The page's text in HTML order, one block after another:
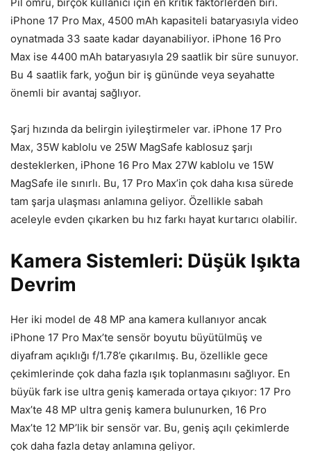
iPhone 17 Pro Max, 4500 mAh kapasiteli bataryasıyla video
oynatmada 33 saate kadar dayanabiliyor. iPhone 16 Pro
Max ise 4400 mAh bataryasıyla 29 saatlik bir süre sunuyor.
Bu 4 saatlik fark, yoğun bir iş gününde veya seyahatte
önemli bir avantaj sağlıyor.
Şarj hızında da belirgin iyileştirmeler var. iPhone 17 Pro
Max, 35W kablolu ve 25W MagSafe kablosuz şarjı
desteklerken, iPhone 16 Pro Max 27W kablolu ve 15W
MagSafe ile sınırlı. Bu, 17 Pro Max’in çok daha kısa sürede
tam şarja ulaşması anlamına geliyor. Özellikle sabah
aceleyle evden çıkarken bu hız farkı hayat kurtarıcı olabilir.
Kamera Sistemleri: Düşük Işıkta
Devrim
Her iki model de 48 MP ana kamera kullanıyor ancak
iPhone 17 Pro Max’te sensör boyutu büyütülmüş ve
diyafram açıklığı f/1.78’e çıkarılmış. Bu, özellikle gece
çekimlerinde çok daha fazla ışık toplanmasını sağlıyor. En
büyük fark ise ultra geniş kamerada ortaya çıkıyor: 17 Pro
Max’te 48 MP ultra geniş kamera bulunurken, 16 Pro
Max’te 12 MP’lik bir sensör var. Bu, geniş açılı çekimlerde
çok daha fazla detay anlamına geliyor.